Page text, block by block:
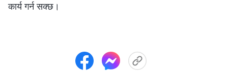
कार्य गर्न सक्छ।